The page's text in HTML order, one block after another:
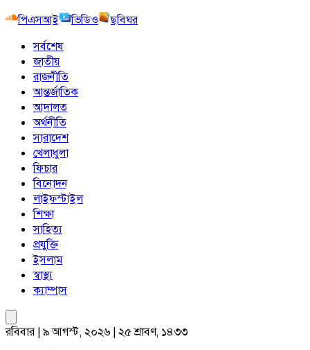
পিএসআই
ভিডিও
ছবিঘর
সর্বশেষ
জাতীয়
রাজনীতি
আন্তর্জাতিক
আদালত
অর্থনীতি
সারাদেশ
খেলাধুলা
ফিচার
বিনোদন
লাইফস্টাইল
শিক্ষা
সাহিত্য
প্রযুক্তি
ইসলাম
স্বাস্থ্য
ক্যাম্পাস
রবিবার | ৯ আগস্ট, ২০২৬ | ২৫ শ্রাবণ, ১৪৩৩